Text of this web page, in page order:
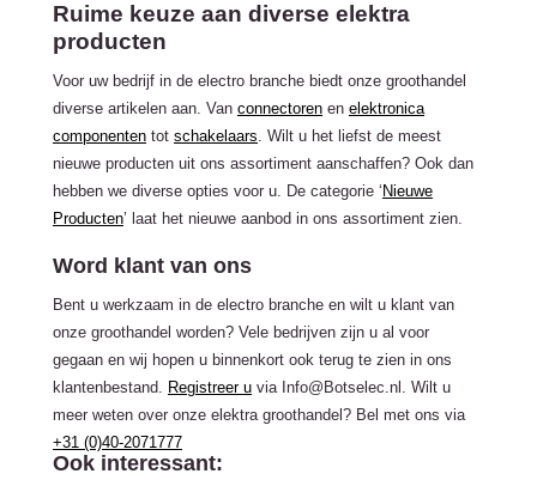
Ruime keuze aan diverse elektra
producten
Voor uw bedrijf in de electro branche biedt onze groothandel
diverse artikelen aan. Van connectoren en elektronica
componenten tot schakelaars. Wilt u het liefst de meest
nieuwe producten uit ons assortiment aanschaffen? Ook dan
hebben we diverse opties voor u. De categorie ‘ Nieuwe
Producten’ laat het nieuwe aanbod in ons assortiment zien.
Word klant van ons
Bent u werkzaam in de electro branche en wilt u klant van
onze groothandel worden? Vele bedrijven zijn u al voor
gegaan en wij hopen u binnenkort ook terug te zien in ons
klantenbestand.
Registreer u via Info@Botselec.nl
. Wilt u
meer weten over onze elektra groothandel? Bel met ons via
+31 (0)40-2071777
Ook interessant: